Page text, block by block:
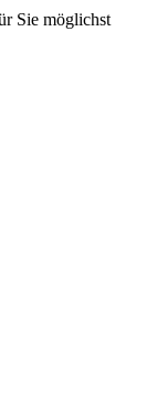
Sie möglichst